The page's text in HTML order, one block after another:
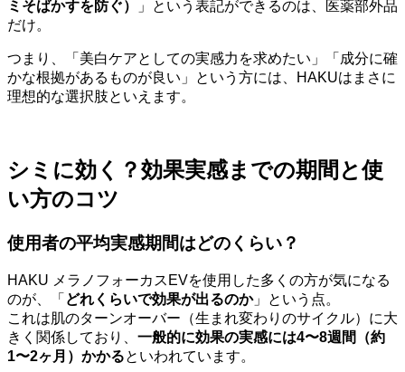
ミそばかすを防ぐ）
」という表記ができるのは、医薬部外品
だけ。
つまり、「美白ケアとしての実感力を求めたい」「成分に確
かな根拠があるものが良い」という方には、HAKUはまさに
理想的な選択肢といえます。
シミに効く？効果実感までの期間と使
い方のコツ
使用者の平均実感期間はどのくらい？
HAKU メラノフォーカスEVを使用した多くの方が気になる
のが、「 どれくらいで効果が出るのか」という点。
これは肌のターンオーバー（生まれ変わりのサイクル）に大
きく関係しており、 一般的に効果の実感には4〜8週間（約
1〜2ヶ月）かかるといわれています。